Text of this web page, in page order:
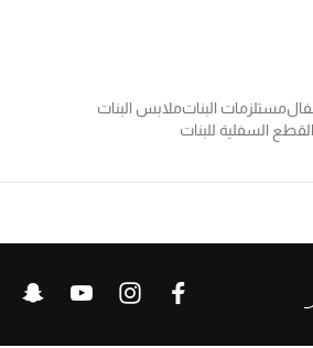
مستلزمات البناتملابس البنات
القطع السفلية للبنات